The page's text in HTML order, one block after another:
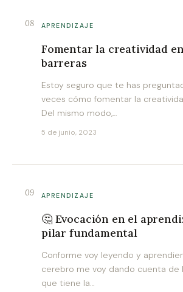
08 APRENDIZAJE
Fomentar la creatividad
barreras
Estoy seguro que te has
veces cómo fomentar la
Del mismo modo,…
5 de junio, 2023
09 APRENDIZAJE
🤔 Evocación en el
pilar fundamental
Conforme voy leyendo y
cerebro me voy dando cuenta de
que tiene la…